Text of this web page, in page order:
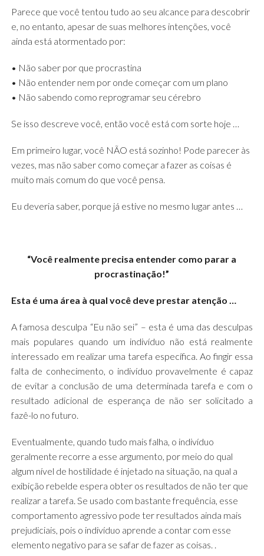
Parece que você tentou tudo ao seu alcance para descobrir
e, no entanto, apesar de suas melhores intenções, você
ainda está atormentado por:
• Não saber por que procrastina
• Não entender nem por onde começar com um plano
• Não sabendo como reprogramar seu cérebro
Se isso descreve você, então você está com sorte hoje …
Em primeiro lugar, você NÃO está sozinho! Pode parecer às
vezes, mas não saber como começar a fazer as coisas é
muito mais comum do que você pensa.
Eu deveria saber, porque já estive no mesmo lugar antes …
“Você realmente precisa entender como parar a
procrastinação!”
Esta é uma área à qual você deve prestar atenção …
A famosa desculpa “Eu não sei” – esta é uma das desculpas
mais populares quando um indivíduo não está realmente
interessado em realizar uma tarefa específica. Ao fingir essa
falta de conhecimento, o indivíduo provavelmente é capaz
de evitar a conclusão de uma determinada tarefa e com o
resultado adicional de esperança de não ser solicitado a
fazê-lo no futuro.
Eventualmente, quando tudo mais falha, o indivíduo
geralmente recorre a esse argumento, por meio do qual
algum nível de hostilidade é injetado na situação, na qual a
exibição rebelde espera obter os resultados de não ter que
realizar a tarefa. Se usado com bastante frequência, esse
comportamento agressivo pode ter resultados ainda mais
prejudiciais, pois o indivíduo aprende a contar com esse
elemento negativo para se safar de fazer as coisas. .